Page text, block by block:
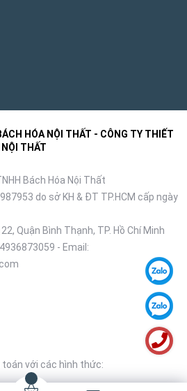
HÓA NỘI THẤT - CÔNG TY THIẾT
NỘI THẤT
Bách Hóa Nội Thất
do sở KH & ĐT TP.HCM cấp ngày
Quận Bình Thạnh, TP. Hồ Chí Minh
- Email:
với các hình thức: